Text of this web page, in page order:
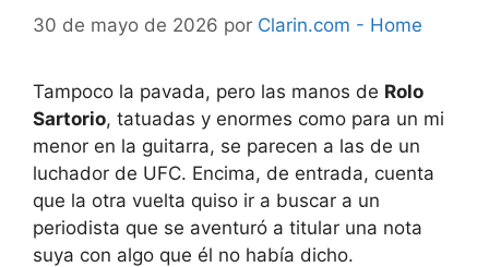
30 de mayo de 2026 por Clarin.com - Home
Tampoco la pavada, pero las manos de Rolo
Sartorio, tatuadas y enormes como para un mi
menor en la guitarra, se parecen a las de un
luchador de UFC. Encima, de entrada, cuenta
que la otra vuelta quiso ir a buscar a un
periodista que se aventuró a titular una nota
suya con algo que él no había dicho.